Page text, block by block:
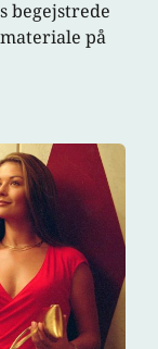
begejstrede
på